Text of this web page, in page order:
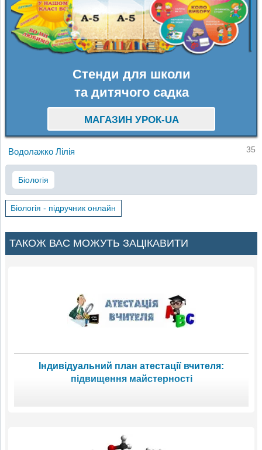
Стенди для школи
та дитячого садка
МАГАЗИН УРОК-UA
Водолажко Лілія 35
Біологія
Біологія - підручник онлайн
ТАКОЖ ВАС МОЖУТЬ ЗАЦІКАВИТИ
Індивідуальний план атестації вчителя:
підвищення майстерності